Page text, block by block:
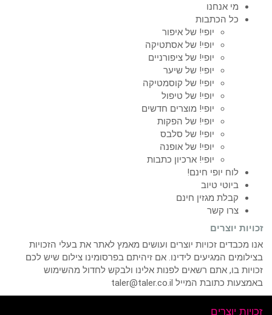
מי אנחנו
כל הכתבות
יופי! של איפור
יופי! של אסתטיקה
יופי! של ציפורניים
יופי! של שיער
יופי! של קוסמטיקה
יופי! של טיפול
יופי! מוצרים חדשים
יופי! של הפקות
יופי! של סלבס
יופי! של אופנה
יופי! ארכיון כתבות
לוח יופי חינם!
ביוטי טיוב
קבלת מגזין חינם
צרו קשר
זכויות יוצרים
אנו מכבדים זכויות יוצרים ועושים מאמץ לאתר את בעלי הזכויות
בצילומים המגיעים לידינו. אם זיהיתם בפרסומינו צילום שיש לכם
זכויות בו, אתם רשאים לפנות אלינו ולבקש לחדול מהשימוש
באמצעות כתובת המייל taler@taler.co.il
זכויות יוצרים